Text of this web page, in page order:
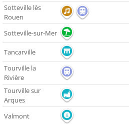
Sotteville lès
Rouen
Sotteville-sur-Mer
Tancarville
Tourville la
Rivière
Tourville sur
Arques
Valmont